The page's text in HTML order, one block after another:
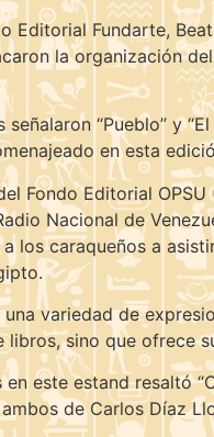
Editorial Fundarte,
la organización
“Pueblo” y
en esta
Fondo Editorial
Nacional de
los caraqueños a
variedad de
libros, sino que
este estand resaltó
de Carlos Díaz